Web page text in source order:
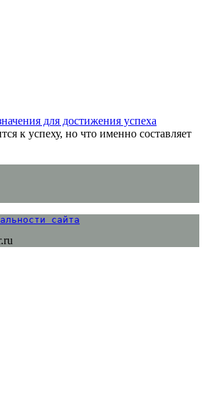
для достижения успеха
к успеху, но что именно составляет
сайта